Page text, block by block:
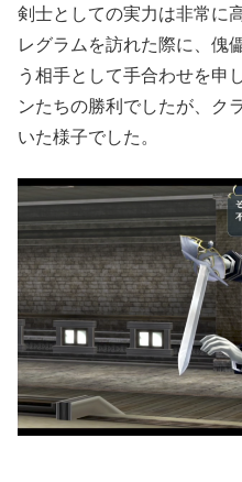
剣士としての実力は非常に高
レグラムを訪れた際に、傀
う相手として手合わせを申
ンたちの勝利でしたが、ク
いた様子でした。